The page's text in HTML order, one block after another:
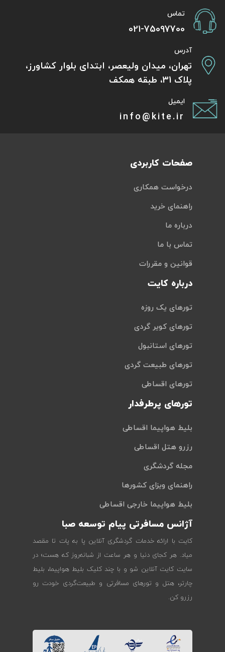
تماس
021-75097700
آدرس
تهران، میدان ولیعصر، ابتدای بلوار کشاورز،
پلاک 31، طبقه همکف
ایمیل
info@kite.ir
صفحات کاربردی
درخواست همکاری
راهنمای خرید
درباره ما
تماس با ما
قوانین و مقررات
درباره کایت
تورهای یک روزه
تورهای کویر گردی
تورهای استانبول
تورهای طبیعت گردی
تورهای اقساطی
تورهای پرطرفدار
بلیط هواپیما اقساطی
رزرو هتل اقساطی
مجله گردشگری
راهنمای ویزای کشورها
بلیط هواپیما خارجی اقساطی
آژانس مسافرتی پیام توسعه صبا
کایت با ارائه خدمات گردشگری آنلاین پا به پات تا مقصد
میاد. هر کجای دنیا و هر ساعت از شبانه‌روز که هست؛ در
سایت کایت آنلاین شو و با چند کلیک بلیط هواپیما، بلیط
چارتر، هتل و تورهای مسافرتی و طبیعت‌گردی خودت رو
رزرو کن.